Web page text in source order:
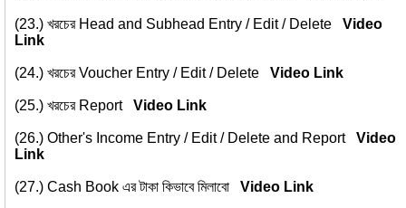
(23.) খরচের Head and Subhead Entry / Edit / Delete Video
Link
(24.) খরচের Voucher Entry / Edit / Delete Video Link
(25.) খরচের Report Video Link
(26.) Other's Income Entry / Edit / Delete and Report Video
Link
(27.) Cash Book এর টাকা কিভাবে মিলাবো Video Link